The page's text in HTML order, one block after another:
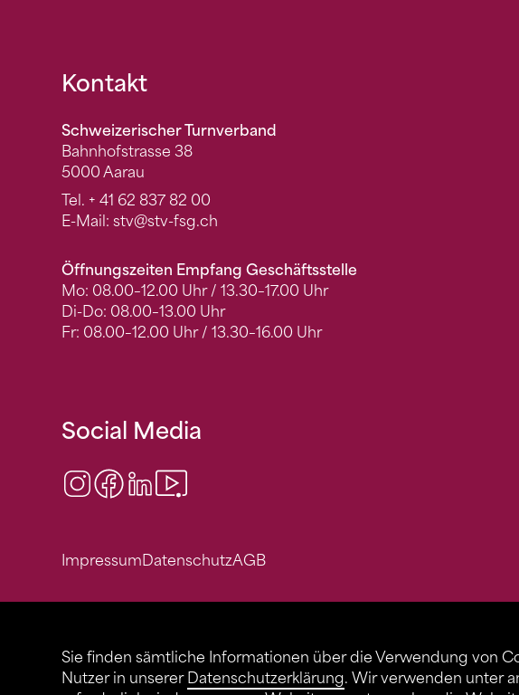
Sie finden sämtliche Informationen über die Verwendung von
Nutzer in unserer Datenschutzerklärung. Wir verwenden unter
Fusszeile
Kontakt
Schweizerischer Turnverband
Bahnhofstrasse 38
5000 Aarau
Tel. + 41 62 837 82 00
E-Mail: stv@stv-fsg.ch
Öffnungszeiten Empfang Geschäftsstelle
Mo: 08.00–12.00 Uhr / 13.30–17.00 Uhr
Di-Do: 08.00–13.00 Uhr
Fr: 08.00–12.00 Uhr / 13.30–16.00 Uhr
Social Media
Instagram
Facebook
LinkedIn
ImpressumDatenschutzAGB